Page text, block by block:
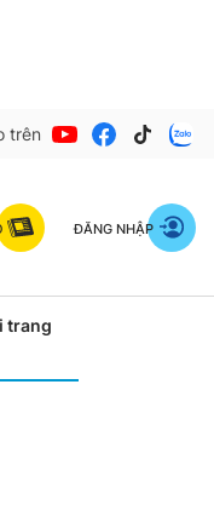
trên
ĐĂNG NHẬP
trang